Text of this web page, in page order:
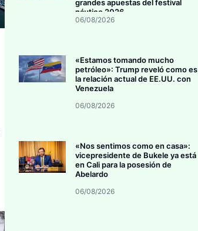
grandes apuestas del festival
náutico 2026
06/08/2026
«Estamos tomando mucho
petróleo»: Trump reveló como es
la relación actual de EE.UU. con
Venezuela
06/08/2026
«Nos sentimos como en casa»:
vicepresidente de Bukele ya está
en Cali para la posesión de
Abelardo
06/08/2026